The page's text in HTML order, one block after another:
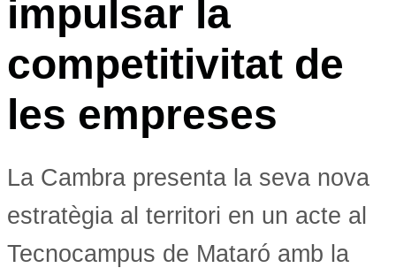
impulsar la
competitivitat de
les empreses
La Cambra presenta la seva nova
estratègia al territori en un acte al
Tecnocampus de Mataró amb la